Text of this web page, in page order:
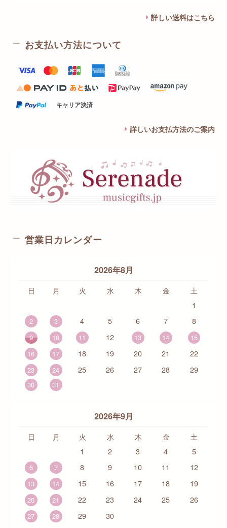
詳しい送料はこちら
お支払い方法について
キャリア決済
詳しいお支払方法のご案内
営業日カレンダー
2026年8月
日 月 火 水 木 金
土
1
2 3 4 5 6 7 8
9 10 11 12 13 14
15
16
17 18 19 20 21 22
23 24 25 26 27 28 29
30 31
2026年9月
日 月 火 水 木 金
土
1
2 3 4 5
6 7 8 9 10 11 12
13 14 15 16 17 18 19
20 21 22 23 24 25 26
27 28 29 30